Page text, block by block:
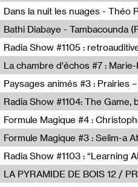
Pierrick Mouton,Diarra Niang
Théo Robine-Langlois,LD Beat
Pierrick Mouton,Bathi Diabaye
Radia Show #1105 :
Soundart Radio
La chambre d'échos #7 :
Revue Les Chambres,Marie-
Anne Simon
Radia Show #1104: The Game,
Radio One NZ
Formule Magique #4 :
Nathalie Lacroix
Nathalie Lacroix,Selim-a
Radio Campus Bruxelles